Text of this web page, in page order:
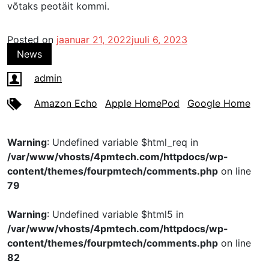
võtaks peotäit kommi.
Posted on jaanuar 21, 2022juuli 6, 2023
News
admin
Amazon Echo Apple HomePod Google Home
Warning: Undefined variable $html_req in
/var/www/vhosts/4pmtech.com/httpdocs/wp-
content/themes/fourpmtech/comments.php on line
79
Warning: Undefined variable $html5 in
/var/www/vhosts/4pmtech.com/httpdocs/wp-
content/themes/fourpmtech/comments.php on line
82